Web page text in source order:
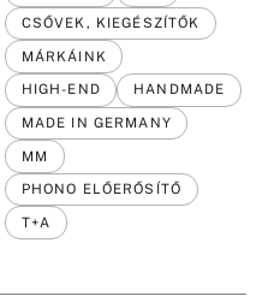
CSŐVEK, KIEGÉSZÍTŐK
MÁRKÁINK
HIGH-END
HANDMADE
MADE IN GERMANY
MM
PHONO ELŐERŐSÍTŐ
T+A